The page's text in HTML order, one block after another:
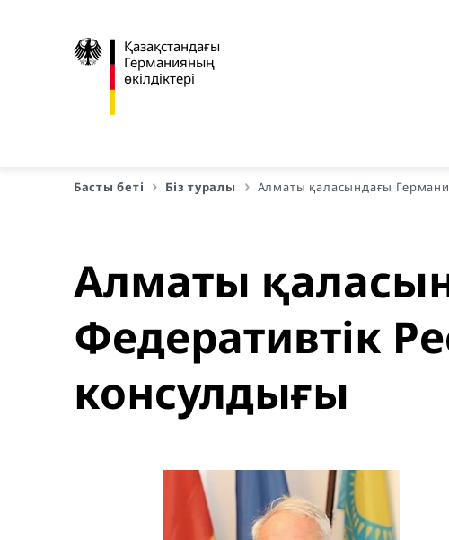
Қазақстандағы
Германияның
өкілдіктері
Басты беті Біз туралы Алматы қаласындағы
Алматы
Федеративтік
консулдығы